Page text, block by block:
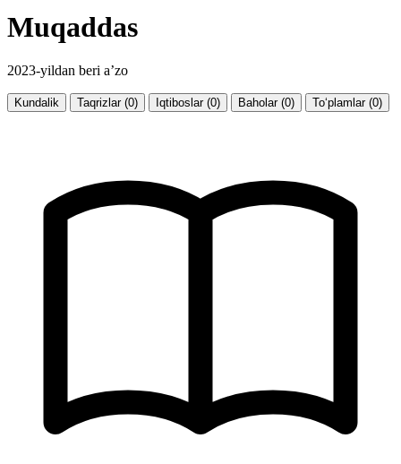
Muqaddas
2023-yildan beri a’zo
Kundalik Taqrizlar (0) Iqtiboslar (0) Baholar (0) To‘plamlar (0)